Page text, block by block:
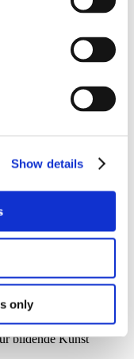
Show details
only
– Gut Kerkow
Bethanien
Ost
Veronika Patzuda,
bildende Kunst